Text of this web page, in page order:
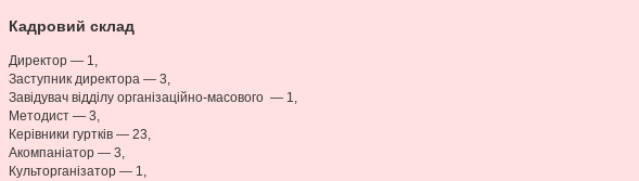
Кадровий склад
Директор — 1,
Заступник директора — 3,
Завідувач відділу організаційно-масового — 1,
Методист — 3,
Керівники гуртків — 23,
Акомпаніатор — 3,
Культорганізатор — 1,